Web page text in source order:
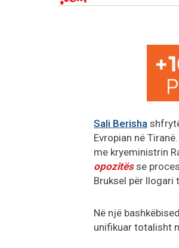
Sali Berisha
Evropian në
me kryeministrin
opozitësse
Bruksel për llogari
Në një
unifikuar totalisht